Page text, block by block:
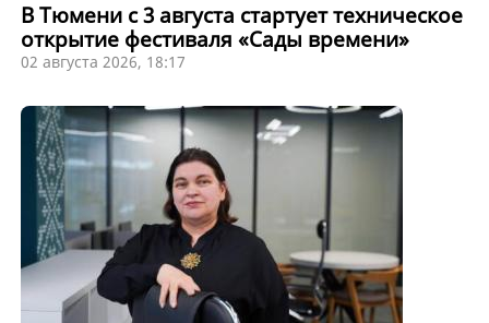
В Тюмени с 3 августа стартует техническое
открытие фестиваля «Сады времени»
02 августа 2026, 18:17